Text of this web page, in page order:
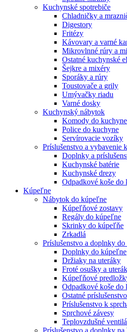
Kuchynské spotrebiče
Chladničky a
Digestory
Fritézy
Kávovary a varné
Mikrovlnné rúry a
Ostatné kuchynské
Šejkre a mixéry
Sporáky a rúry
Toustovače a grily
Umývačky riadu
Varné dosky
Kuchynský nábytok
Komody do kuchyne
Police do kuchyne
Servírovacie vozíky
Príslušenstvo a vybavenie
Doplnky a
Kuchynské batérie
Kuchynské drezy
Odpadkové koše do
Kúpeľne
Nábytok do kúpeľne
Kúpeľňové zostavy
Regály do kúpeľne
Skrinky do kúpeľňe
Zrkadlá
Príslušenstvo a doplnky
Doplnky do kúpeľne
Držiaky na uteráky
Froté osušky a
Kúpeľňové
Odpadkové koše do
Ostatné
Príslušenstvo k
Sprchové závesy
Teplovzdušné
Príslušenstvo a doplnky na